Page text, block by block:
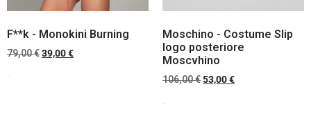
F**k - Monokini Burning
79,00€39,00€
Moschino - Costume Slip
logo posteriore
Moscvhino
106,00€53,00€